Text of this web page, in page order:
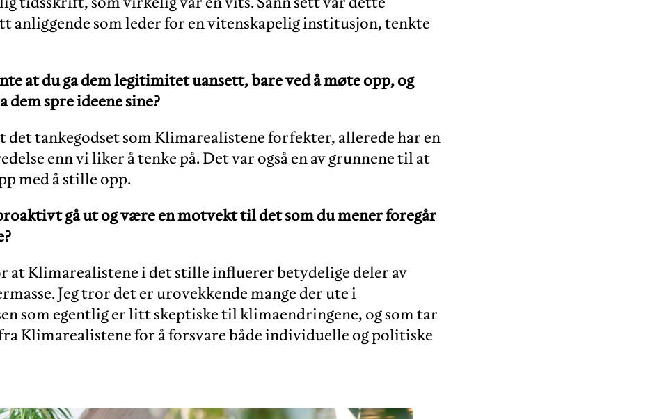
anliggende som leder for en vitenskapelig institusjon, tenkte
at du ga dem legitimitet uansett, bare ved å møte opp, og
dem spre ideene sine?
det tankegodset som Klimarealistene forfekter, allerede har en
enn vi liker å tenke på. Det var også en av grunnene til at
med å stille opp.
gå ut og være en motvekt til det som du mener foregår
at Klimarealistene i det stille influerer betydelige deler av
Jeg tror det er urovekkende mange der ute i
som egentlig er litt skeptiske til klimaendringene, og som tar
Klimarealistene for å forsvare både individuelle og politiske